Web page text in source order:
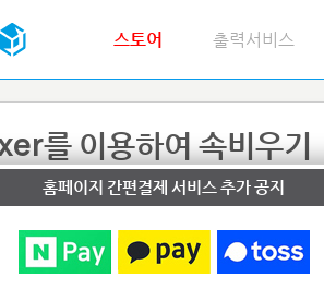
스토어 출력서비스
를 이용하여 속비우기
트에 업로드 하면 24시간 언제든 출력 가능한
운영되고 있습니다.
홈페이지 간편결제 서비스 추가 공지